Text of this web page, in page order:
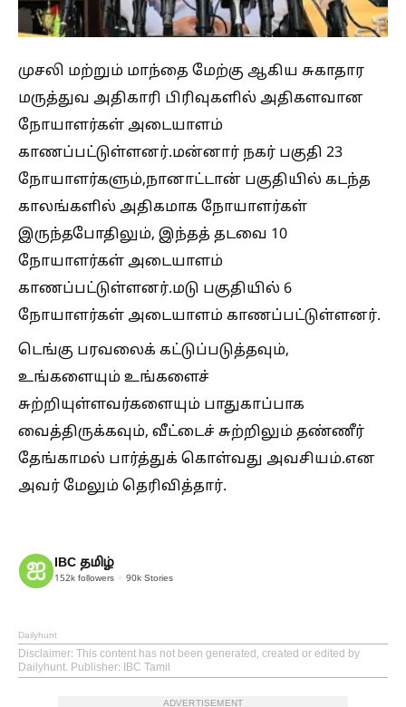
முசலி மற்றும் மாந்தை மேற்கு ஆகிய சுகாதார
மருத்துவ அதிகாரி பிரிவுகளில் அதிகளவான
நோயாளர்கள் அடையாளம்
காணப்பட்டுள்ளனர்.மன்னார் நகர் பகுதி 23
நோயாளர்களும்,நானாட்டான் பகுதியில் கடந்த
காலங்களில் அதிகமாக நோயாளர்கள்
இருந்தபோதிலும், இந்தத் தடவை 10
நோயாளர்கள் அடையாளம்
காணப்பட்டுள்ளனர்.மடு பகுதியில் 6
நோயாளர்கள் அடையாளம் காணப்பட்டுள்ளனர்.
டெங்கு பரவலைக் கட்டுப்படுத்தவும்,
உங்களையும் உங்களைச்
சுற்றியுள்ளவர்களையும் பாதுகாப்பாக
வைத்திருக்கவும், வீட்டைச் சுற்றிலும் தண்ணீர்
தேங்காமல் பார்த்துக் கொள்வது அவசியம்.என
அவர் மேலும் தெரிவித்தார்.
IBC தமிழ்
152k followers 90k Stories
Dailyhunt
Disclaimer: This content has not been generated, created or edited by
Dailyhunt. Publisher: IBC Tamil
ADVERTISEMENT